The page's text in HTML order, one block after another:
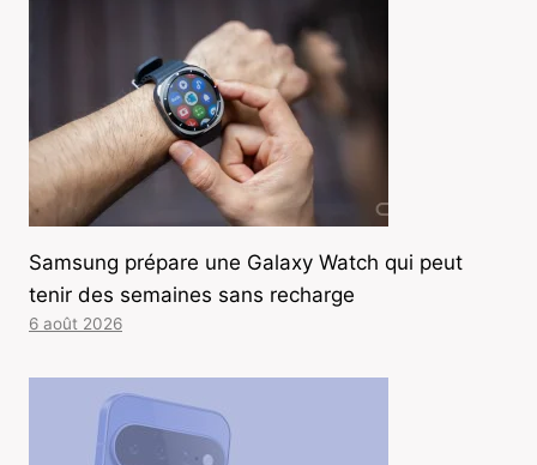
Samsung prépare une Galaxy Watch qui peut
tenir des semaines sans recharge
6 août 2026